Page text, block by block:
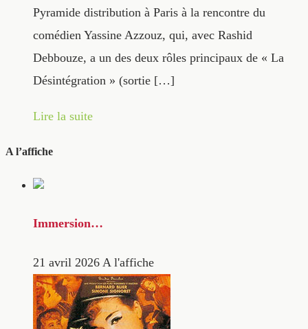
Pyramide distribution à Paris à la rencontre du
comédien Yassine Azzouz, qui, avec Rashid
Debbouze, a un des deux rôles principaux de « La
Désintégration » (sortie […]
Lire la suite
A l’affiche
Immersion…
21 avril 2026 A l'affiche